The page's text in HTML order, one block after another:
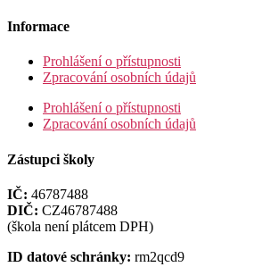
Informace
Prohlášení o přístupnosti
Zpracování osobních údajů
Prohlášení o přístupnosti
Zpracování osobních údajů
Zástupci školy
IČ: 46787488
DIČ: CZ46787488
(škola není plátcem DPH)
ID datové schránky: rm2qcd9